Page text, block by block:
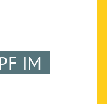
IM